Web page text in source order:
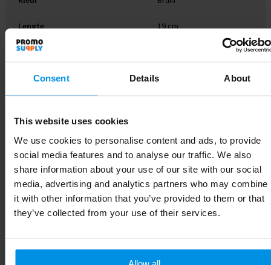
Consent Details About
This website uses cookies
We use cookies to personalise content and ads, to provide
social media features and to analyse our traffic. We also
share information about your use of our site with our social
media, advertising and analytics partners who may combine
it with other information that you’ve provided to them or that
they’ve collected from your use of their services.
Lengte 19 cm